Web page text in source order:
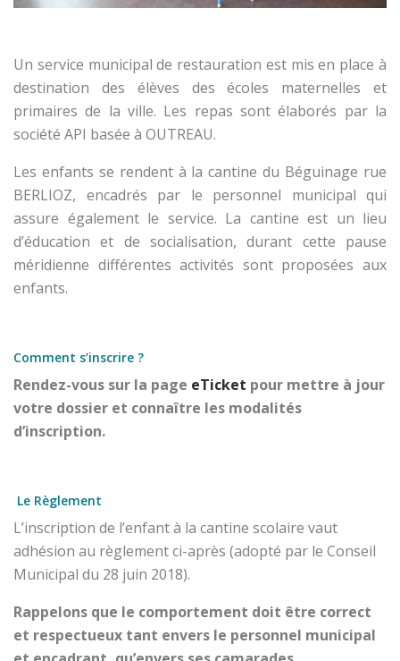
Un service municipal de restauration est mis en place à
destination des élèves des écoles maternelles et
primaires de la ville. Les repas sont élaborés par la
société API basée à OUTREAU.
Les enfants se rendent à la cantine du Béguinage rue
BERLIOZ, encadrés par le personnel municipal qui
assure également le service. La cantine est un lieu
d’éducation et de socialisation, durant cette pause
méridienne différentes activités sont proposées aux
enfants.
Comment s’inscrire ?
Rendez-vous sur la page eTicket pour mettre à jour
votre dossier et connaître les modalités
d’inscription.
Le Règlement
L’inscription de l’enfant à la cantine scolaire vaut
adhésion au règlement ci-après (adopté par le Conseil
Municipal du 28 juin 2018).
Rappelons que le comportement doit être correct
et respectueux tant envers le personnel municipal